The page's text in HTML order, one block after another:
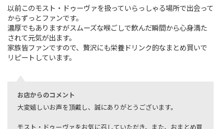
以前このモスト・ドゥーヴァを扱っていらっしゃる場所で出会って
からずっとファンです。
濃厚でもありますがスムーズな喉ごしで飲んだ瞬間から心身満た
されて元気が出ます。
家族皆ファンですので、贅沢にも栄養ドリンク的なまとめ買いで
リピートしています。
お店からのコメント
大変嬉しいお声を頂戴し、誠にありがとうございます。
モスト・ドゥーヴァをお気に召していただき、また、おまとめ買